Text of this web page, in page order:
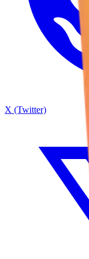
X (Twitter)